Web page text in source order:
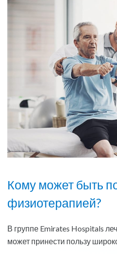
Кому может быть
физиотерапией?
В группе Emirates Hospitals
может принести пользу